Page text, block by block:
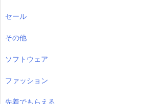
セール
その他
ソフトウェア
ファッション
先着でもらえる